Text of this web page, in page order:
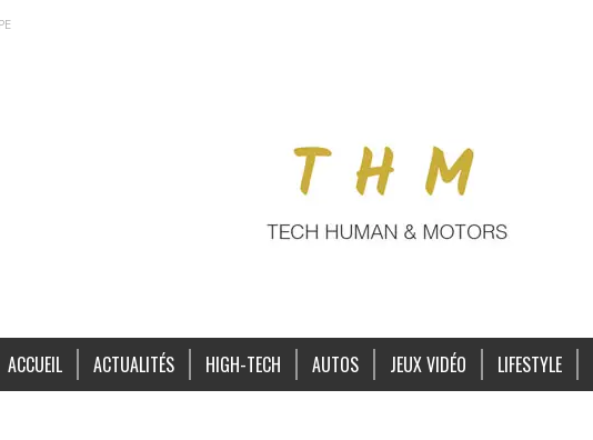
ACCUEIL ACTUALITÉS HIGH-TECH AUTOS JEUX VIDÉO LIFESTYLE